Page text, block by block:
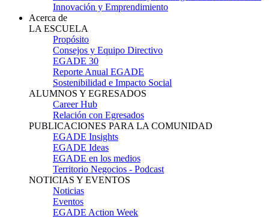
Innovación y Emprendimiento
Acerca de
LA ESCUELA
Propósito
Consejos y Equipo Directivo
EGADE 30
Reporte Anual EGADE
Sostenibilidad e Impacto Social
ALUMNOS Y EGRESADOS
Career Hub
Relación con Egresados
PUBLICACIONES PARA LA COMUNIDAD
EGADE Insights
EGADE Ideas
EGADE en los medios
Territorio Negocios - Podcast
NOTICIAS Y EVENTOS
Noticias
Eventos
EGADE Action Week